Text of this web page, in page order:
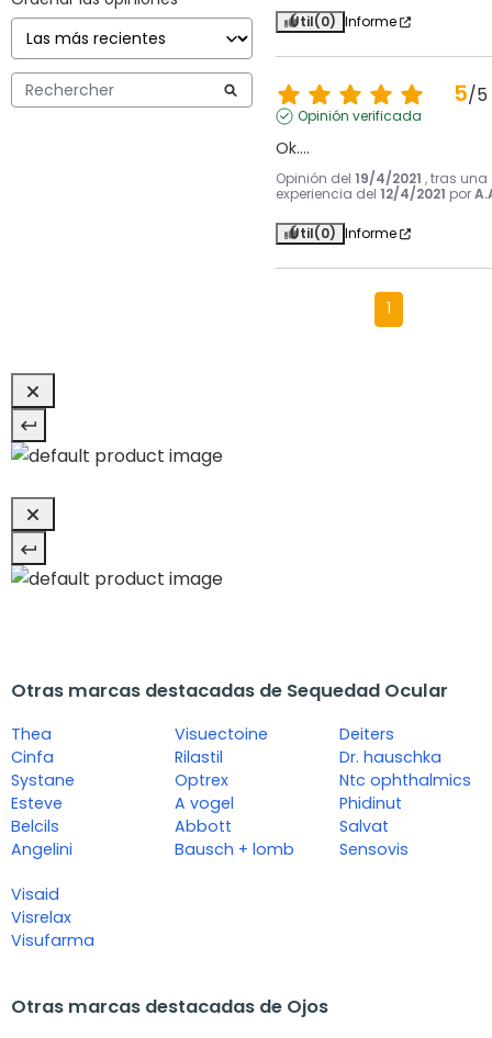
Útil(0) Informe
5/5
Opinión verificada
Ok....
Opinión del 19/4/2021 , tras una
experiencia del 12/4/2021 por
Útil(0) Informe
1
Otras marcas destacadas de Sequedad Ocular
Thea
Cinfa
Systane
Esteve
Belcils
Angelini
Visuectoine
Rilastil
Optrex
A vogel
Abbott
Bausch + lomb
Deiters
Dr. hauschka
Ntc ophthalmics
Phidinut
Salvat
Sensovis
Visaid
Visrelax
Visufarma
Otras marcas destacadas de Ojos